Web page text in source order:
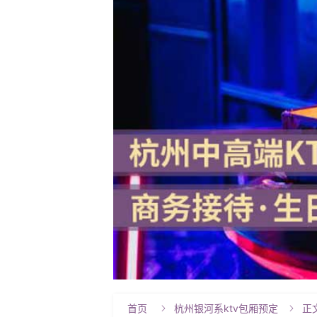
首页  杭州银河系ktv包厢预定  正